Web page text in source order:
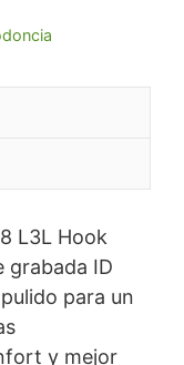
L3L Hook
grabada ID
para un
y mejor